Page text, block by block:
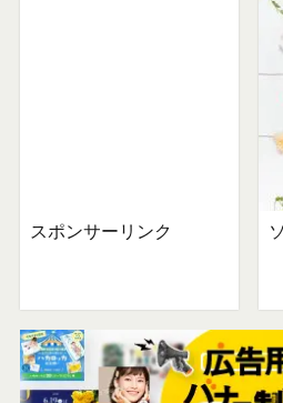
スポンサーリンク